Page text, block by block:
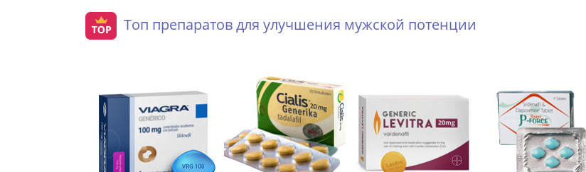
Топ препаратов для улучшения мужской потенции